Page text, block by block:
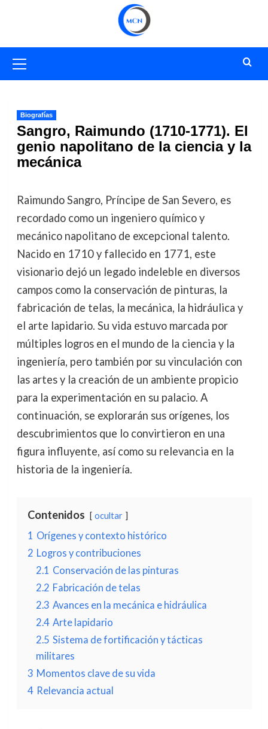
primario
Biografías
Sangro, Raimundo (1710-1771). El
genio napolitano de la ciencia y la
mecánica
Raimundo Sangro, Príncipe de San Severo, es
recordado como un ingeniero químico y
mecánico napolitano de excepcional talento.
Nacido en 1710 y fallecido en 1771, este
visionario dejó un legado indeleble en diversos
campos como la conservación de pinturas, la
fabricación de telas, la mecánica, la hidráulica y
el arte lapidario. Su vida estuvo marcada por
múltiples logros en el mundo de la ciencia y la
ingeniería, pero también por su vinculación con
las artes y la creación de un ambiente propicio
para la experimentación en su palacio. A
continuación, se explorarán sus orígenes, los
descubrimientos que lo convirtieron en una
figura influyente, así como su relevancia en la
historia de la ingeniería.
Contenidos ocultar
1 Orígenes y contexto histórico
2 Logros y contribuciones
2.1 Conservación de las pinturas
2.2 Fabricación de telas
2.3 Avances en la mecánica e hidráulica
2.4 Arte lapidario
2.5 Sistema de fortificación y tácticas
militares
3 Momentos clave de su vida
4 Relevancia actual